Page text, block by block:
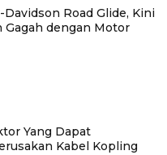
Road Glide, Kini
Gagah dengan Motor
Yang Dapat
Kabel Kopling